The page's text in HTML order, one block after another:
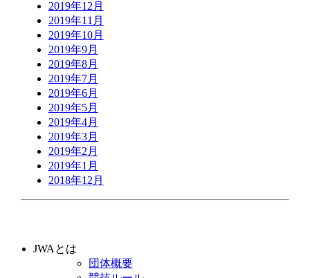
2019年12月
2019年11月
2019年10月
2019年9月
2019年8月
2019年7月
2019年6月
2019年5月
2019年4月
2019年3月
2019年2月
2019年1月
2018年12月
JWAとは
団体概要